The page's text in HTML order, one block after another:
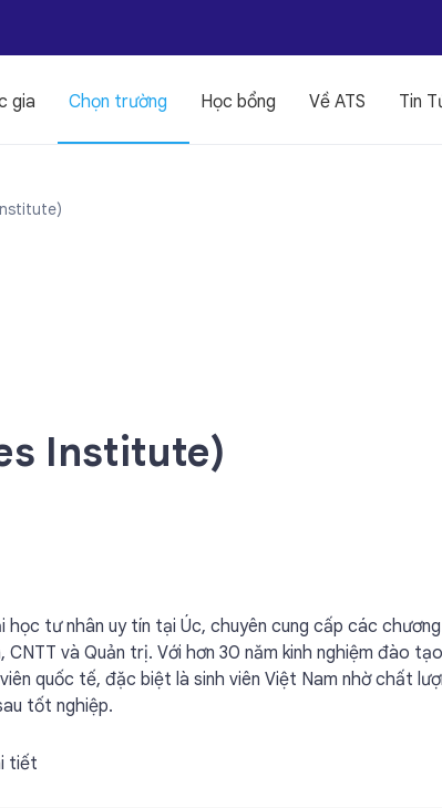
gia Chọn trường Học bổng Về ATS Tin
Institute)
tư nhân uy tín tại Úc, chuyên cung cấp các
và Quản trị. Với hơn 30 năm kinh nghiệm đào
quốc tế, đặc biệt là sinh viên Việt Nam nhờ chất
tốt nghiệp.
tiết